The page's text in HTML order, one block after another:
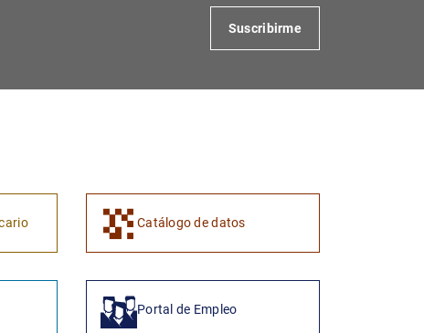
Suscribirme
Catálogo de datos
Portal de Empleo